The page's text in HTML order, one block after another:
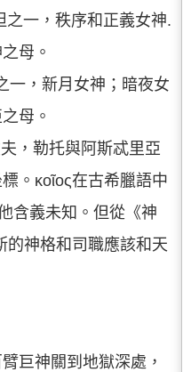
一，秩序和正義女神.
母。
一，新月女神；暗夜女
母。
，勒托與阿斯忒里亞
。κοῖος在古希臘語中
含義未知。但從《神
的神格和司職應該和天
巨神關到地獄深處，